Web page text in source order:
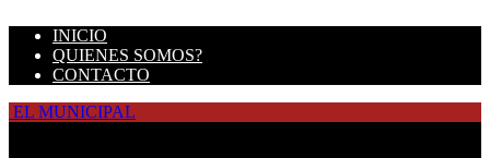
INICIO
QUIENES SOMOS?
CONTACTO
EL MUNICIPAL